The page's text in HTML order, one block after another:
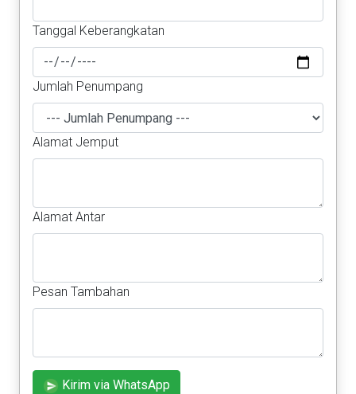
Tanggal Keberangkatan
Jumlah Penumpang
Alamat Jemput
Alamat Antar
Pesan Tambahan
Kirim via WhatsApp